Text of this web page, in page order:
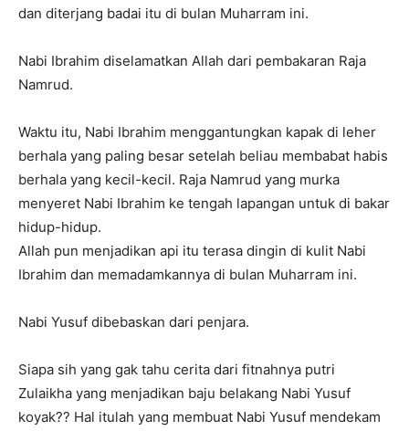
dan diterjang badai itu di bulan Muharram ini.
Nabi Ibrahim diselamatkan Allah dari pembakaran Raja
Namrud.
Waktu itu, Nabi Ibrahim menggantungkan kapak di leher
berhala yang paling besar setelah beliau membabat habis
berhala yang kecil-kecil. Raja Namrud yang murka
menyeret Nabi Ibrahim ke tengah lapangan untuk di bakar
hidup-hidup.
Allah pun menjadikan api itu terasa dingin di kulit Nabi
Ibrahim dan memadamkannya di bulan Muharram ini.
Nabi Yusuf dibebaskan dari penjara.
Siapa sih yang gak tahu cerita dari fitnahnya putri
Zulaikha yang menjadikan baju belakang Nabi Yusuf
koyak?? Hal itulah yang membuat Nabi Yusuf mendekam